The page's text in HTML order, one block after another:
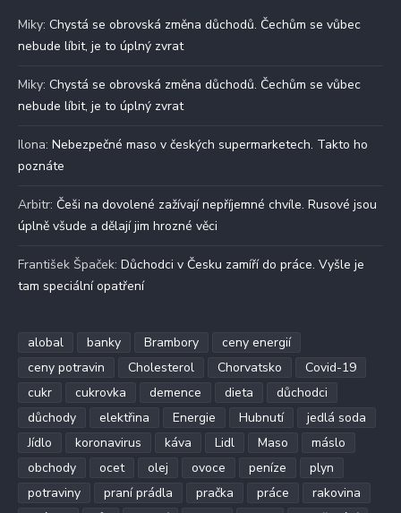
Miky: Chystá se obrovská změna důchodů. Čechům se vůbec
nebude líbit, je to úplný zvrat
Miky: Chystá se obrovská změna důchodů. Čechům se vůbec
nebude líbit, je to úplný zvrat
Ilona: Nebezpečné maso v českých supermarketech. Takto ho
poznáte
Arbitr: Češi na dovolené zažívají nepříjemné chvíle. Rusové jsou
úplně všude a dělají jim hrozné věci
František Špaček: Důchodci v Česku zamíří do práce. Vyšle je
tam speciální opatření
alobal banky Brambory
ceny energií
ceny potravin
Cholesterol Chorvatsko
Covid-19
cukr
cukrovka demence dieta
důchodci
důchody
elektřina Energie Hubnutí
jedlá soda
Jídlo
koronavirus káva Lidl Maso
máslo
obchody
ocet olej ovoce peníze
plyn
potraviny
praní prádla pračka práce
rakovina